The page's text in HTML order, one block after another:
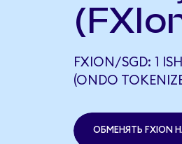
FXION/SGD: 1
(ONDO
ОБМЕНЯТЬ FXION